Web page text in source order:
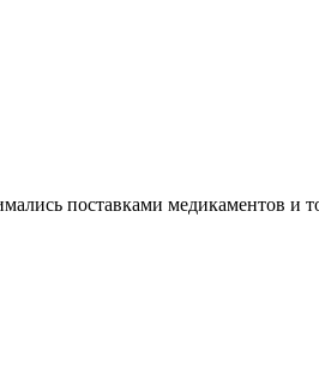
поставками медикаментов и